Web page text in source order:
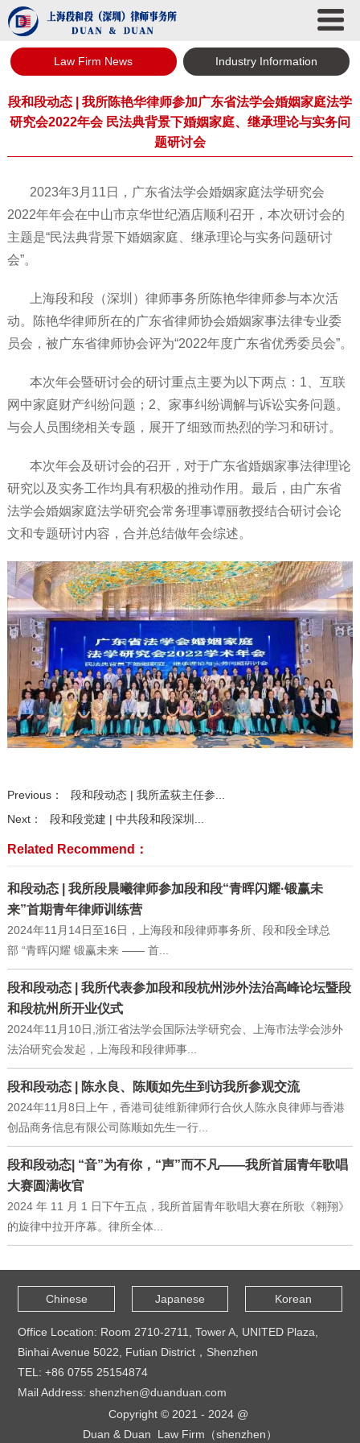
Law Firm News Industry Information
段和段动态 | 我所陈艳华律师参加广东省法学会婚姻家庭法学
研究会2022年会 民法典背景下婚姻家庭、继承理论与实务问
题研讨会
2023年3月11日，广东省法学会婚姻家庭法学研究会
2022年年会在中山市京华世纪酒店顺利召开，本次研讨会的
主题是“民法典背景下婚姻家庭、继承理论与实务问题研讨
会”。
上海段和段（深圳）律师事务所陈艳华律师参与本次活
动。陈艳华律师所在的广东省律师协会婚姻家事法律专业委
员会，被广东省律师协会评为“2022年度广东省优秀委员会”。
本次年会暨研讨会的研讨重点主要为以下两点：1、互联
网中家庭财产纠纷问题；2、家事纠纷调解与诉讼实务问题。
与会人员围绕相关专题，展开了细致而热烈的学习和研讨。
本次年会及研讨会的召开，对于广东省婚姻家事法律理论
研究以及实务工作均具有积极的推动作用。最后，由广东省
法学会婚姻家庭法学研究会常务理事谭丽教授结合研讨会论
文和专题研讨内容，合并总结做年会综述。
Previous：
段和段动态 | 我所孟荻主任参...
Next：
段和段党建 | 中共段和段深圳...
Related Recommend：
和段动态 | 我所段晨曦律师参加段和段“青晖闪耀·锻赢未
来”首期青年律师训练营
2024年11月14日至16日，上海段和段律师事务所、段和段全球总
部 “青晖闪耀 锻赢未来 —— 首...
段和段动态 | 我所代表参加段和段杭州涉外法治高峰论坛暨段
和段杭州所开业仪式
2024年11月10日,浙江省法学会国际法学研究会、上海市法学会涉外
法治研究会发起，上海段和段律师事...
段和段动态 | 陈永良、陈顺如先生到访我所参观交流
2024年11月8日上午，香港司徒维新律师行合伙人陈永良律师与香港
创品商务信息有限公司陈顺如先生一行...
段和段动态| “音”为有你，“声”而不凡——我所首届青年歌唱
大赛圆满收官
2024 年 11 月 1 日下午五点，我所首届青年歌唱大赛在所歌《翱翔》
的旋律中拉开序幕。律所全体...
Chinese Japanese Korean
Office Location: Room 2710-2711, Tower A, UNITED Plaza,
Binhai Avenue 5022, Futian District，Shenzhen
TEL: +86 0755 25154874
Mail Address: shenzhen@duanduan.com
Copyright © 2021 - 2024 @
Duan & Duan Law Firm（shenzhen）